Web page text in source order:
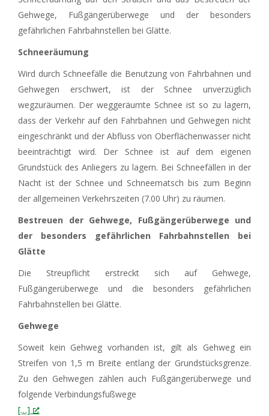
Gehwege, Fußgängerüberwege und der besonders
gefährlichen Fahrbahnstellen bei Glätte.
Schneeräumung
Wird durch Schneefälle die Benutzung von Fahrbahnen und
Gehwegen erschwert, ist der Schnee unverzüglich
wegzuräumen. Der weggeräumte Schnee ist so zu lagern,
dass der Verkehr auf den Fahrbahnen und Gehwegen nicht
eingeschränkt und der Abfluss von Oberflächenwasser nicht
beeinträchtigt wird. Der Schnee ist auf dem eigenen
Grundstück des Anliegers zu lagern. Bei Schneefällen in der
Nacht ist der Schnee und Schneematsch bis zum Beginn
der allgemeinen Verkehrszeiten (7.00 Uhr) zu räumen.
Bestreuen der Gehwege, Fußgängerüberwege und
der besonders gefährlichen Fahrbahnstellen bei
Glätte
Die Streupflicht erstreckt sich auf Gehwege,
Fußgängerüberwege und die besonders gefährlichen
Fahrbahnstellen bei Glätte.
Gehwege
Soweit kein Gehweg vorhanden ist, gilt als Gehweg ein
Streifen von 1,5 m Breite entlang der Grundstücksgrenze.
Zu den Gehwegen zählen auch Fußgängerüberwege und
folgende Verbindungsfußwege
[…]